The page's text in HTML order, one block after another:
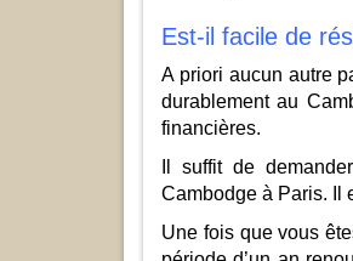
Est-il facile de
A priori aucun autre
durablement au
financières.
Il suffit de demander
Cambodge à Paris. Il
Une fois que vous